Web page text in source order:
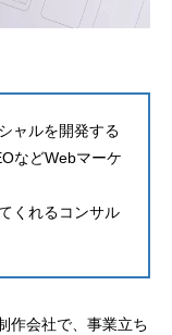
ャルを開発する
などWebマーケ
くれるコンサル
作会社で、事業立ち